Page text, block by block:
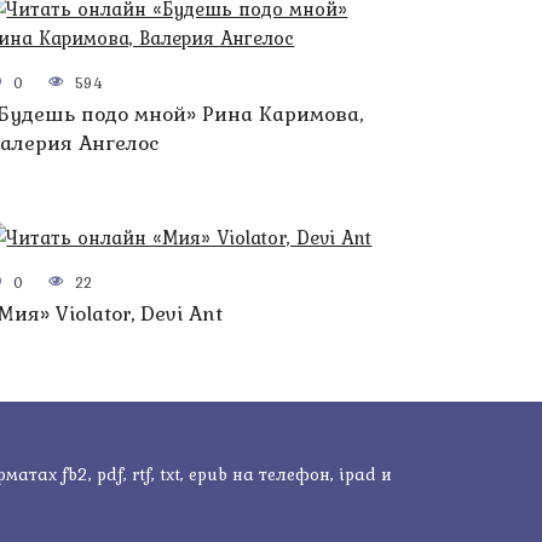
0 594
подо мной» Рина Каримова,
Ангелос
0 22
Violator, Devi Ant
fb2, pdf, rtf, txt, epub на телефон, ipad и